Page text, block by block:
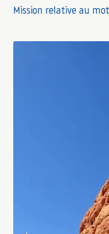
Mission relative au